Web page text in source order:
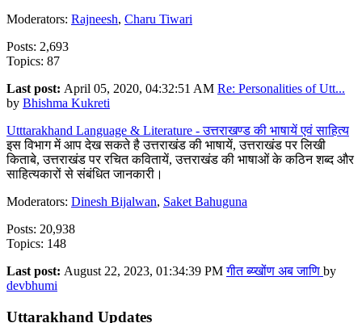
Moderators: Rajneesh, Charu Tiwari
Posts: 2,693
Topics: 87
Last post: April 05, 2020, 04:32:51 AM Re: Personalities of Utt...
by Bhishma Kukreti
Utttarakhand Language & Literature - उत्तराखण्ड की भाषायें एवं साहित्य
इस विभाग में आप देख सकते है उत्तराखंड की भाषायें, उत्तराखंड पर लिखी
किताबे, उत्तराखंड पर रचित कवितायें, उत्तराखंड की भाषाओं के कठिन शब्द और
साहित्यकारों से संबंधित जानकारी।
Moderators: Dinesh Bijalwan, Saket Bahuguna
Posts: 20,938
Topics: 148
Last post: August 22, 2023, 01:34:39 PMगीत ब्य्खोंण अब जाणि by
devbhumi
Uttarakhand Updates